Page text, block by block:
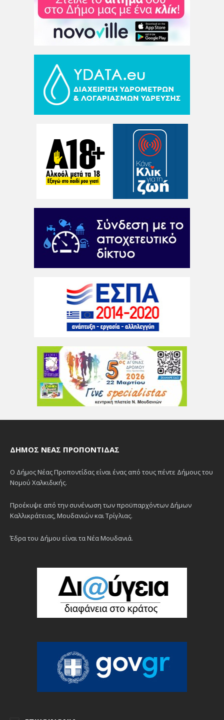
ΔΉΜΟΣ ΝΈΑΣ ΠΡΟΠΟΝΤΊΔΑΣ
Ο Δήμος Νέας Προποντίδας είναι ένας από τους πέντε Δήμους του
Νομού Χαλκιδικής.
Προέκυψε από την συνένωση των προϋπαρχόντων Δήμων
Καλλικράτειας, Μουδανιών και Τρίγλιας.
Έδρα του Δήμου είναι τα Νέα Μουδανιά.